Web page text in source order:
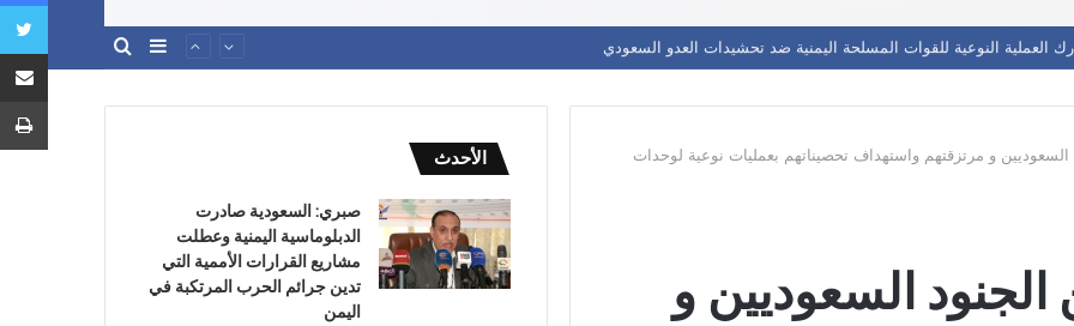
العملية النوعية للقوات المسلحة اليمنية ضد تحشيدات العدو السعودي
إضافة
و مرتزقتهم واستهداف تحصيناتهم بعمليات نوعية لوحدات
السعوديين و
الأحدث
صبري: السعودية صادرت
الدبلوماسية اليمنية وعطلت
مشاريع القرارات الأممية التي
تدين جرائم الحرب المرتكبة في
اليمن